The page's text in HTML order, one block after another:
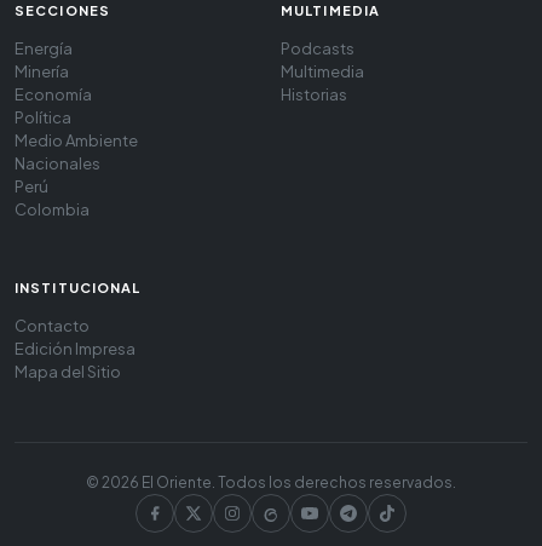
SECCIONES
Energía
Minería
Economía
Política
Medio Ambiente
Nacionales
Perú
Colombia
MULTIMEDIA
Podcasts
Multimedia
Historias
INSTITUCIONAL
Contacto
Edición Impresa
Mapa del Sitio
© 2026 El Oriente. Todos los derechos reservados.